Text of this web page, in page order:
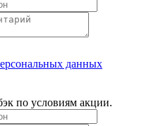
данных
по условиям акции.